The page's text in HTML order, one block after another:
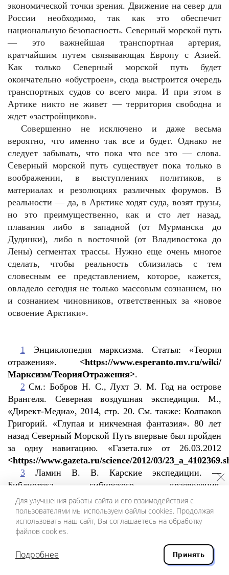
экономической точки зрения. Движение на север для
России необходимо, так как это обеспечит
национальную безопасность. Северный морской путь
— это важнейшая транспортная артерия,
кратчайшим путем связывающая Европу с Азией.
Как только Северный морской путь будет
окончательно «обустроен», сюда выстроится очередь
транспортных судов со всего мира. И при этом в
Артике никто не живет — территория свободна и
ждет «застройщиков».
Совершенно не исключено и даже весьма
вероятно, что именно так все и будет. Однако не
следует забывать, что пока что все это — слова.
Северный морской путь существует пока только в
воображении, в выступлениях политиков, в
материалах и резолюциях различных форумов. В
реальности — да, в Арктике ходят суда, возят грузы,
но это преимущественно, как и сто лет назад,
плавания либо в западной (от Мурманска до
Дудинки), либо в восточной (от Владивостока до
Лены) сегментах трассы. Нужно еще очень многое
сделать, чтобы реальность сблизилась с тем
словесным ее представлением, которое, кажется,
овладело сегодня не только массовым сознанием, но
и сознанием чиновников, ответственных за «новое
освоение Арктики».
1 Энциклопедия марксизма. Статья: «Теория
отражения». <https://www.esperanto.mv.ru/wiki/
Марксизм/ТеорияОтражения>.
2 См.: Бобров Н. С., Лухт Э. М. Год на острове
Врангеля. Северная воздушная экспедиция. М.,
«Директ-Медиа», 2014, стр. 20. См. также: Колпаков
Григорий. «Глупая и никчемная фантазия». 80 лет
назад Северный Морской Путь впервые был пройден
за одну навигацию. «Газета.ru» от 26.03.2012
<https://www.gazeta.ru/science/2012/03/
3Ламин В. В. Карские экспедиции. —
Библиотека сибирского краеведения.
<http://bsk.nios.ru/enciklodediya/karskie-ekspedicii>
4Дубравин А. И. Колымский рейс парохода
«Ставрополь» (1929 — 1930). Магадан,
«Магаданское книжное издательство», 1983.
Евгенов Н. И., Купецкий В. Н. Полярная
экспедиция на ледоколах «Таймыр» и «Вайгач» в
Для улучшения работы сайта и его взаимодействия с
пользователями мы используем файлы cookies. Продолжая
использовать наш сайт, Вы соглашаетесь на обработку
файлов cookies.
Подробнее Принять